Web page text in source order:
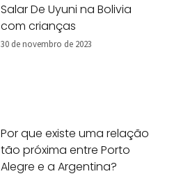
Salar De Uyuni na Bolivia
com crianças
30 de novembro de 2023
Por que existe uma relação
tão próxima entre Porto
Alegre e a Argentina?